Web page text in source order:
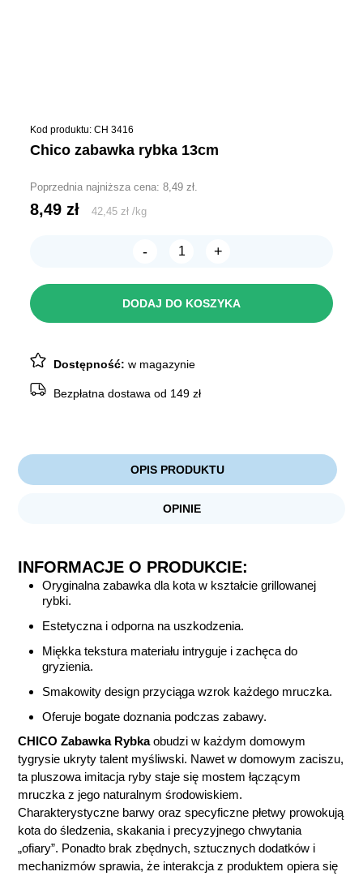
Kod produktu: CH 3416
chico zabawka rybka 13cm
Poprzednia najniższa cena:8,49zł.
8,49zł 42,45zł /kg
-
ilość
13cm
+
DODAJ DO KOSZYKA
Dostępność:w magazynie
Bezpłatna dostawa od 149 zł
OPIS PRODUKTU
OPINIE
INFORMACJE O PRODUKCIE:
Oryginalna zabawka dla kota w kształcie grillowanej
rybki.
Estetyczna i odporna na uszkodzenia.
Miękka tekstura materiału intryguje i zachęca do
gryzienia.
Smakowity design przyciąga wzrok każdego mruczka.
Oferuje bogate doznania podczas zabawy.
CHICO Zabawka Rybkaobudzi w każdym domowym
tygrysie ukryty talent myśliwski. Nawet w domowym zaciszu,
ta pluszowa imitacja ryby staje się mostem łączącym
mruczka z jego naturalnym środowiskiem.
Charakterystyczne barwy oraz specyficzne płetwy prowokują
kota do śledzenia, skakania i precyzyjnego chwytania
„ofiary”. Ponadto brak zbędnych, sztucznych dodatków i
mechanizmów sprawia, że interakcja z produktem opiera się